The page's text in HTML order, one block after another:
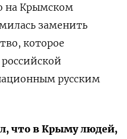
на Крымском
заменить
которое
русским
что в Крыму людей,